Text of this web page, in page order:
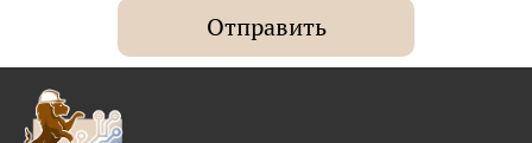
Отправить